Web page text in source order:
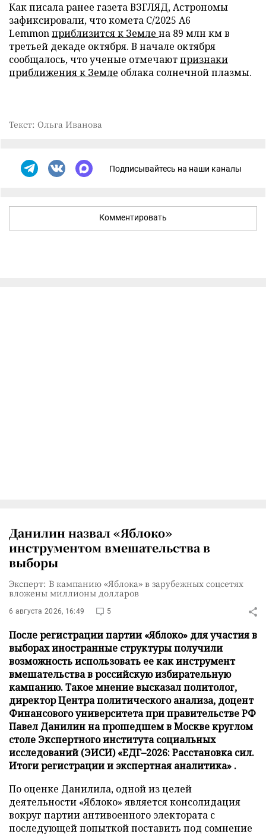
Как писала ранее газета ВЗГЛЯД, Астрономы
зафиксировали, что комета C/2025 A6
Lemmonприблизится к Земле на 89 млн км в
третьей декаде октября. В начале октября
сообщалось, что ученые отмечаютпризнаки
приближения к Земле облака солнечной плазмы.
Текст: Ольга Иванова
Подписывайтесь на наши каналы
Комментировать
Данилин назвал «Яблоко»
инструментом вмешательства в
выборы
Эксперт: В кампанию «Яблока» в зарубежных соцсетях
вложены миллионы долларов
6 августа 2026, 16:49 5
После регистрации партии «Яблоко» для участия в
выборах иностранные структуры получили
возможность использовать ее как инструмент
вмешательства в российскую избирательную
кампанию. Такое мнение высказал политолог,
директор Центра политического анализа, доцент
Финансового университета при правительстве РФ
Павел Данилин на прошедшем в Москве круглом
столе Экспертного института социальных
исследований (ЭИСИ) «ЕДГ–2026: Расстановка сил.
Итоги регистрации и экспертная аналитика» .
По оценке Данилила, одной из целей
деятельности «Яблоко» является консолидация
вокруг партии антивоенного электората с
последующей попыткой поставить под сомнение